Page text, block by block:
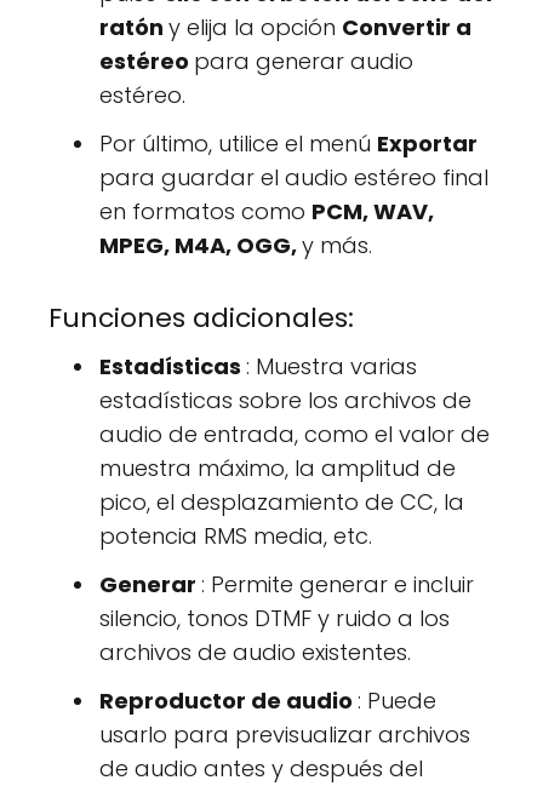
ratón y elija la opción Convertir a
estéreo para generar audio
estéreo.
Por último, utilice el menú Exportar
para guardar el audio estéreo final
en formatos como PCM, WAV,
MPEG, M4A, OGG,y más.
Funciones adicionales:
Estadísticas : Muestra varias
estadísticas sobre los archivos de
audio de entrada, como el valor de
muestra máximo, la amplitud de
pico, el desplazamiento de CC, la
potencia RMS media, etc.
Generar : Permite generar e incluir
silencio, tonos DTMF y ruido a los
archivos de audio existentes.
Reproductor de audio : Puede
usarlo para previsualizar archivos
de audio antes y después del